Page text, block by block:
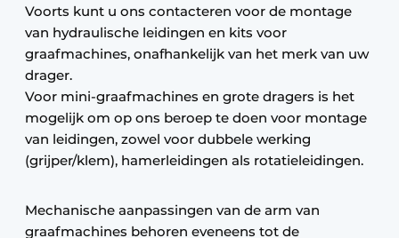
Voorts kunt u ons contacteren voor de montage
van hydraulische leidingen en kits voor
graafmachines, onafhankelijk van het merk van uw
drager.
Voor mini-graafmachines en grote dragers is het
mogelijk om op ons beroep te doen voor montage
van leidingen, zowel voor dubbele werking
(grijper/klem), hamerleidingen als rotatieleidingen.
Mechanische aanpassingen van de arm van
graafmachines behoren eveneens tot de